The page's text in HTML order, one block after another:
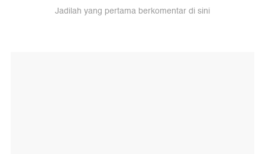
Jadilah yang pertama berkomentar di sini